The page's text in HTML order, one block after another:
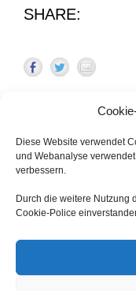
Diese Website verwendet
und Webanalyse
verbessern.
Durch die weitere Nutzung
Cookie-Police
SHARE:
Supanz GmbH,
Österreich
Office/Fax:
Internet:
Copyright